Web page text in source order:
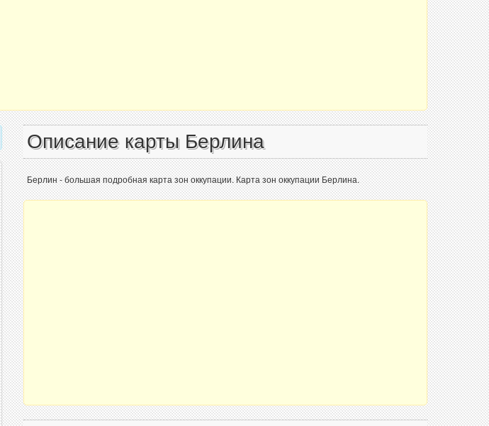
Описание карты Берлина
Берлин - большая подробная карта зон оккупации. Карта зон оккупации Берлина.